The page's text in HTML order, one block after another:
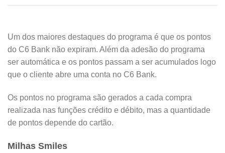
Um dos maiores destaques do programa é que os pontos
do C6 Bank não expiram. Além da adesão do programa
ser automática e os pontos passam a ser acumulados logo
que o cliente abre uma conta no C6 Bank.
Os pontos no programa são gerados a cada compra
realizada nas funções crédito e débito, mas a quantidade
de pontos depende do cartão.
Milhas Smiles